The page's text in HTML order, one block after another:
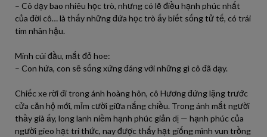
– Cô dạy bao nhiêu học trò, nhưng có lẽ điều hạnh phúc nhất
của đời cô… là thấy những đứa học trò ấy biết sống tử tế, có trái
tim nhân hậu.
Minh cúi đầu, mắt đỏ hoe:
– Con hứa, con sẽ sống xứng đáng với những gì cô đã dạy.
Chiếc xe rời đi trong ánh hoàng hôn, cô Hương đứng lặng trước
cửa căn hộ mới, mỉm cười giữa nắng chiều. Trong ánh mắt người
thầy già ấy, long lanh niềm hạnh phúc giản dị — hạnh phúc của
người gieo hạt tri thức, nay được thấy hạt giống mình vun trồng